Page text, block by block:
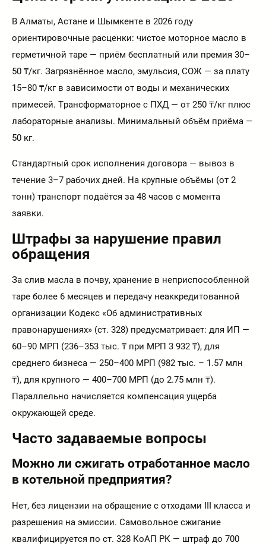
В Алматы, Астане и Шымкенте в 2026 году
ориентировочные расценки: чистое моторное масло в
герметичной таре — приём бесплатный или премия 30–
50 ₸/кг. Загрязнённое масло, эмульсия, СОЖ — за плату
15–80 ₸/кг в зависимости от воды и механических
примесей. Трансформаторное с ПХД — от 250 ₸/кг плюс
лабораторные анализы. Минимальный объём приёма —
50 кг.
Стандартный срок исполнения договора — вывоз в
течение 3–7 рабочих дней. На крупные объёмы (от 2
тонн) транспорт подаётся за 48 часов с момента
заявки.
Штрафы за нарушение правил
обращения
За слив масла в почву, хранение в неприспособленной
таре более 6 месяцев и передачу неаккредитованной
организации Кодекс «Об административных
правонарушениях» (ст. 328) предусматривает: для ИП —
60–90 МРП (236–353 тыс. ₸ при МРП 3 932 ₸), для
среднего бизнеса — 250–400 МРП (982 тыс. – 1.57 млн
₸), для крупного — 400–700 МРП (до 2.75 млн ₸).
Параллельно начисляется компенсация ущерба
окружающей среде.
Часто задаваемые вопросы
Можно ли сжигать отработанное масло
в котельной предприятия?
Нет, без лицензии на обращение с отходами III класса и
разрешения на эмиссии. Самовольное сжигание
квалифицируется по ст. 328 КоАП РК — штраф до 700